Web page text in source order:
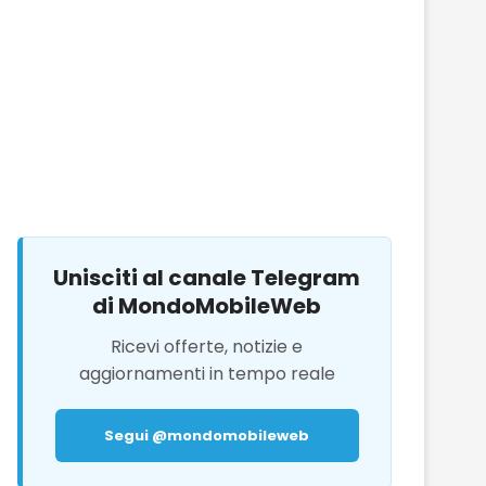
Unisciti al canale Telegram
di MondoMobileWeb
Ricevi offerte, notizie e
aggiornamenti in tempo reale
Segui @mondomobileweb